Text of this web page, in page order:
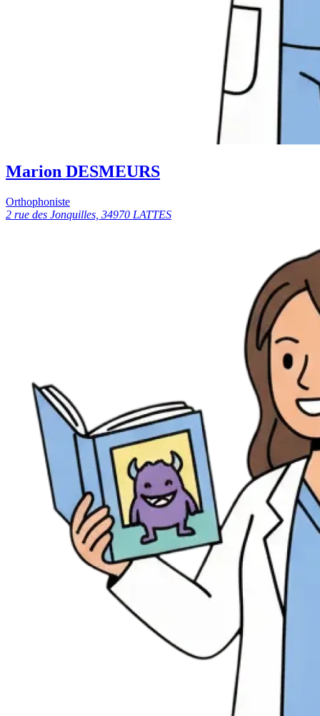
Marion DESMEURS
Orthophoniste
2 rue des Jonquilles, 34970 LATTES